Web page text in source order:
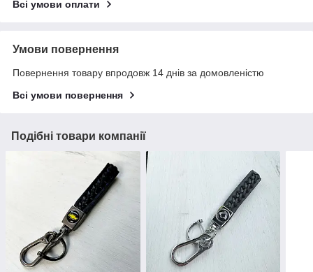
Всі умови оплати
Умови повернення
Повернення товару впродовж 14 днів за домовленістю
Всі умови повернення
Подібні товари компанії